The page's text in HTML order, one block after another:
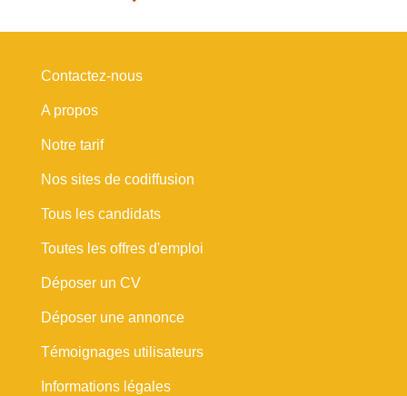
Contactez-nous
A propos
Notre tarif
Nos sites de codiffusion
Tous les candidats
Toutes les offres d'emploi
Déposer un CV
Déposer une annonce
Témoignages utilisateurs
Informations légales